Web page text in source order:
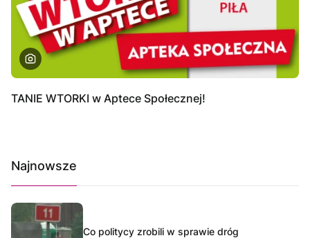
TANIE WTORKI w Aptece Społecznej!
Najnowsze
Co politycy zrobili w sprawie dróg